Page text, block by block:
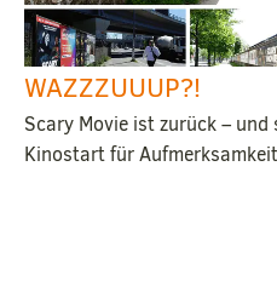
WAZZZUUUP?!
Scary Movie ist zurück –
Kinostart für